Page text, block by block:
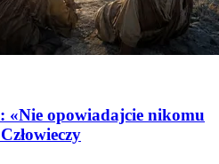
«Nie opowiadajcie nikomu